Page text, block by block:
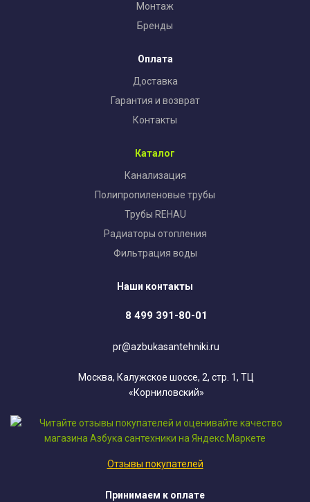
Монтаж
Бренды
Оплата
Доставка
Гарантия и возврат
Контакты
Каталог
Канализация
Полипропиленовые трубы
Трубы REHAU
Радиаторы отопления
Фильтрация воды
Наши контакты
8 499 391-80-01
pr@azbukasantehniki.ru
Москва, Калужское шоссе, 2, стр. 1, ТЦ
«Корниловский»
Отзывы покупателей
Принимаем к оплате